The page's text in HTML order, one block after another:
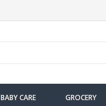
BABY CARE GROCERY